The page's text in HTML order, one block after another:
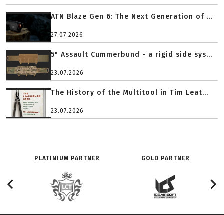
ATN Blaze Gen 6: The Next Generation of ...
27.07.2026
5" Assault Cummerbund - a rigid side sys...
23.07.2026
The History of the Multitool in Tim Leat...
23.07.2026
PLATINIUM PARTNER GOLD PARTNER